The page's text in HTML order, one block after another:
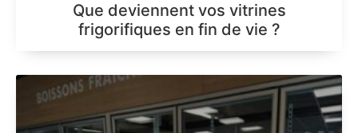
Que deviennent vos vitrines
frigorifiques en fin de vie ?